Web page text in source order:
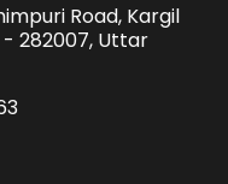
Road, Kargil
- 282007, Uttar